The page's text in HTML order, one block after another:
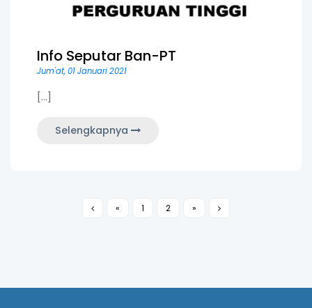
Info Seputar Ban-PT
Jum'at, 01 Januari 2021
[...]
Selengkapnya
« 1 2 »